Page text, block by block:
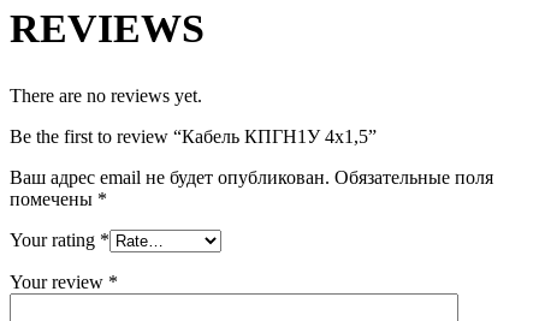
REVIEWS
There are no reviews yet.
Be the first to review “Кабель КПГН1У 4х1,5”
Ваш адрес email не будет опубликован. Обязательные поля
помечены *
Your rating *
Your review *